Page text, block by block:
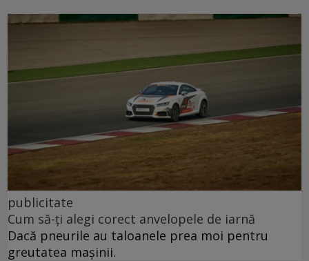
publicitate
Cum să-ți alegi corect anvelopele de iarnă
Dacă pneurile au taloanele prea moi pentru
greutatea mașinii.